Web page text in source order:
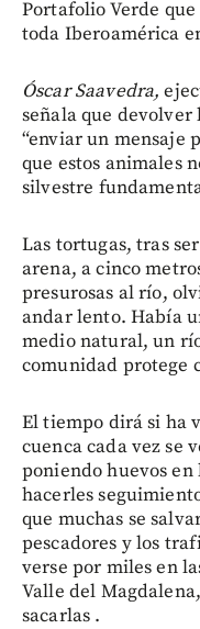
Portafolio Verde
toda Iberoamérica
Óscar Saavedra,
señala que devolver
“enviar un mensaje
que estos animales
silvestre
Las tortugas, tras
arena, a cinco
presurosas al río,
andar lento. Había
medio natural, un
comunidad protege
El tiempo dirá si ha
cuenca cada vez se
poniendo huevos en
hacerles
que muchas se
pescadores y los
verse por miles en
Valle del
sacarlas .